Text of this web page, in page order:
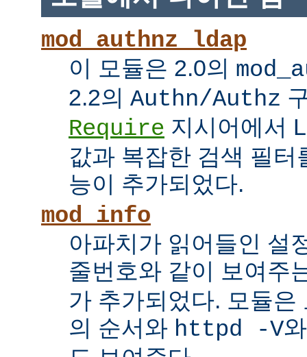
mod_authnz_ldap
이 모듈은 2.0의
2.2의 Authn/Authz
Require 지시어에서
값과 복잡한 검색 필
능이 추가되었다.
mod_info
아파치가 읽어들인 설
줄번호와 같이 보여주
가 추가되었다. 모듈은
의 순서와 httpd -V